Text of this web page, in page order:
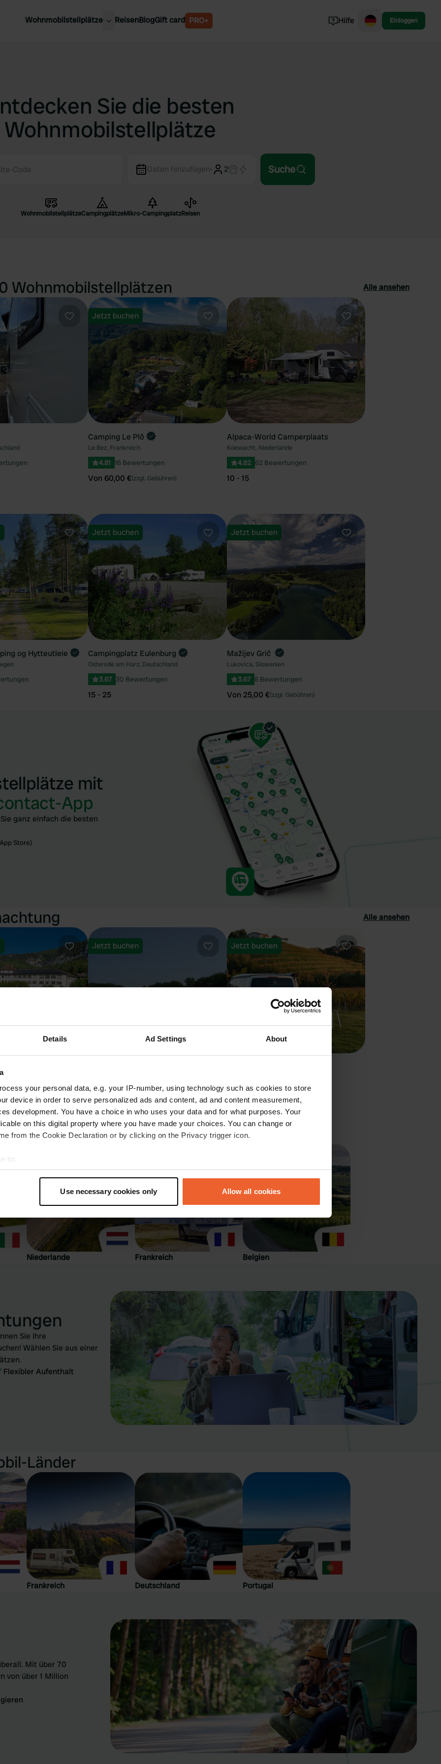
Details Ad Settings About
your personal data, e.g. your IP-number, using technology such as cookies to store
device in order to serve personalized ads and content, ad and content measurement,
development. You have a choice in who uses your data and for what purposes. Your
on this digital property where you have made your choices. You can change or
from the Cookie Declaration or by clicking on the Privacy trigger icon.
to:
geographical location which can be accurate to within several meters
personal data is processed and set your preferences in the
content and ads, to provide social media features and to analyse our traffic. We also share
site with our social media, advertising and analytics partners who may combine it with
to them or that they’ve collected from your use of their services.
Use necessary cookies only Allow all cookies
Wohnmobilstellplätze
Schweiz
ReisenBlogGift card PRO+ Hilfe Einloggen
Sie die besten
Wohnmobilstellplätze
Daten hinzufügen· 2 Suche
WohnmobilstellplätzeCampingplätzeMikro-CampingplatzReisen
Wohnmobilstellplätzen Alle ansehen
Favorit
Jetzt buchen
Camping Le Plô
Le Bez, Frankreich
4.81 16 Bewertungen
Von 60,00 €(zzgl. Gebühren)
Favorit
Alpaca-World Camperplaats
Koewacht, Niederlande
4.82 62 Bewertungen
10 - 15
Favorit
og Hytteutleie
Favorit
Jetzt buchen
Campingplatz Eulenburg
Osterode am Harz, Deutschland
3.67 30 Bewertungen
15 - 25
Favorit
Jetzt buchen
Mažijev Grič
Lukovica, Slowenien
3.67 6 Bewertungen
Von 25,00 €(zzgl. Gebühren)
mit
App
ganz einfach die besten
Store)
Alle ansehen
Favorit
Schweiz
Favorit
Jetzt buchen
4.45 76 Bewertungen
15 - 25
Favorit
Jetzt buchen
4.75 4 Bewertungen
Von 25,60 € (zzgl. Gebühren)
oder Campingplatz in...
Niederlande Frankreich Belgien
Sie Ihre
Wählen Sie aus einer
Flexibler Aufenthalt
Länder
Frankreich Deutschland Portugal
Mit über 70
von über 1 Million